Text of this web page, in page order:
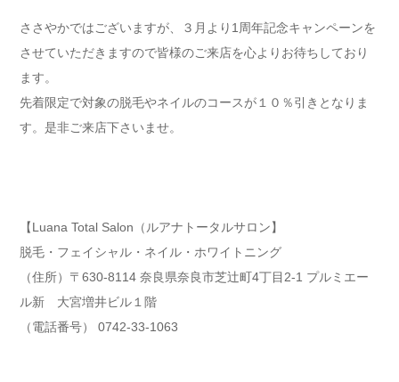
ささやかではございますが、３月より1周年記念キャンペーンを
させていただきますので皆様のご来店を心よりお待ちしており
ます。
先着限定で対象の脱毛やネイルのコースが１０％引きとなりま
す。是非ご来店下さいませ。
【Luana Total Salon（ルアナトータルサロン】
脱毛・フェイシャル・ネイル・ホワイトニング
（住所）〒630-8114 奈良県奈良市芝辻町4丁目2-1 プルミエー
ル新 大宮増井ビル１階
（電話番号） 0742-33-1063